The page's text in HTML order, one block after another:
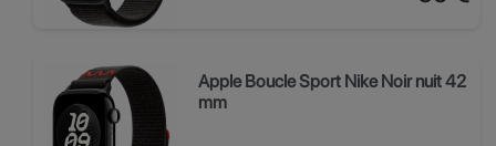
Apple Boucle Sport Nike Noir nuit 42
mm